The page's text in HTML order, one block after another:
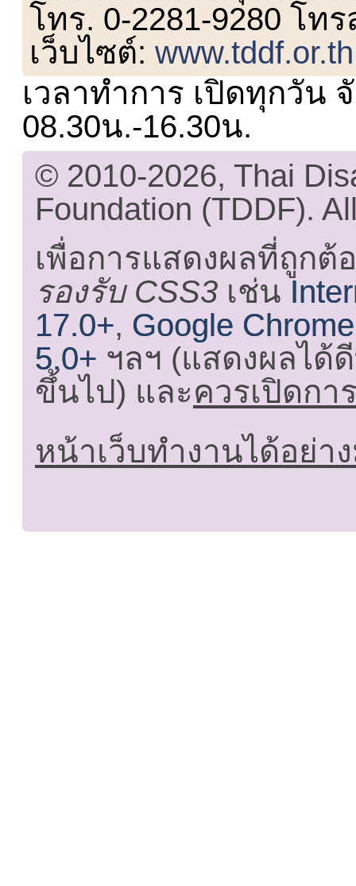
โทร. 0-2281-9280 โท
เว็บไซต์:www.tddf.or.th
เวลาทำการ เปิดทุกวัน
08.30น.-16.30น.
© 2010-2026, Thai
Foundation (TDDF).
เพื่อการแสดงผลที่ถูกต้
รองรับ CSS3 เช่น
17.0+, Google
5.0+ ฯลฯ (แสดงผลได้
ขึ้นไป) และควรเปิดกา
หน้าเว็บทำงานได้อย่า